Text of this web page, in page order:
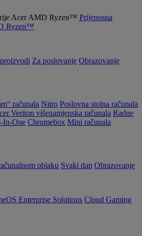
Prijenosna
Ryzen™
Za poslovanje Obrazovanje
računala Nitro Poslovna stolna računala
Veriton višenamjenska računala Radne
In-One Chromebox Mini računala
oblaku Svaki dan Obrazovanje
Enterprise Solutions Cloud Gaming